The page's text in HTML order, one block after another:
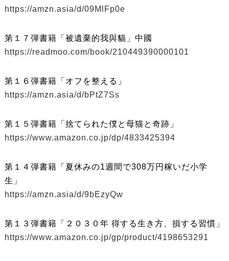
https://amzn.asia/d/09MlFp0e
第１７弾書籍「被遺棄的我與貓」中國
https://readmoo.com/book/210449390000101
第１６弾書籍「オフを整える」
https://amzn.asia/d/bPtZ7Ss
第１５弾書籍「捨てられた僕と母猫と奇跡」
https://www.amazon.co.jp/dp/4833425394
第１４弾書籍「夏休みの1週間で308万円稼いだ小学
生」
https://amzn.asia/d/9bEzyQw
第１３弾書籍「２０３０年 得する生き方、損する習慣」
https://www.amazon.co.jp/gp/product/4198653291